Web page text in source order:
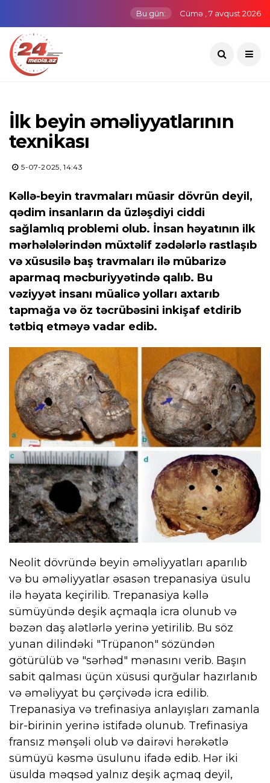
Bu gün: Cümə , 7 avqust 2026
İlk beyin əməliyyatlarının
texnikası
5-07-2025, 14:43
Kəllə-beyin travmaları müasir dövrün deyil,
qədim insanların da üzləşdiyi ciddi
sağlamlıq problemi olub. İnsan həyatının ilk
mərhələlərindən müxtəlif zədələrlə rastlaşıb
və xüsusilə baş travmaları ilə mübarizə
aparmaq məcburiyyətində qalıb. Bu
vəziyyət insanı müalicə yolları axtarıb
tapmağa və öz təcrübəsini inkişaf etdirib
tətbiq etməyə vadar edib.
Neolit dövründə beyin əməliyyatları aparılıb
və bu əməliyyatlar əsasən trepanasiya üsulu
ilə həyata keçirilib. Trepanasiya kəllə
sümüyündə deşik açmaqla icra olunub və
bəzən daş alətlərlə yerinə yetirilib. Bu söz
yunan dilindəki "Trüpanon" sözündən
götürülüb və "sərhəd" mənasını verib. Başın
sabit qalması üçün xüsusi qurğular hazırlanıb
və əməliyyat bu çərçivədə icra edilib.
Trepanasiya və trefinasiya anlayışları zamanla
bir-birinin yerinə istifadə olunub. Trefinasiya
fransız mənşəli olub və dairəvi hərəkətlə
sümüyü kəsmə üsulunu ifadə edib. Hər iki
üsulda məqsəd yalnız deşik açmaq deyil,